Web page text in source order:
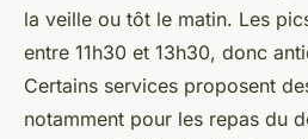
la veille ou tôt le matin. Les
entre 11h30 et 13h30, donc
Certains services proposent
notamment pour les repas du